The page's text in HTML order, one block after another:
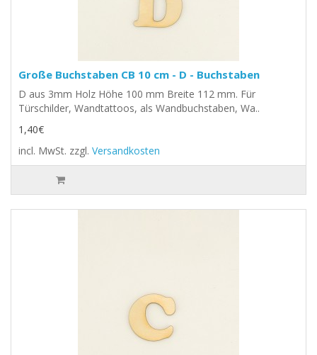
Große Buchstaben CB 10 cm - D - Buchstaben
D aus 3mm Holz Höhe 100 mm Breite 112 mm. Für
Türschilder, Wandtattoos, als Wandbuchstaben, Wa..
1,40€
incl. MwSt. zzgl. Versandkosten